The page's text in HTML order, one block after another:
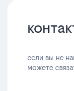
если вы не
можете